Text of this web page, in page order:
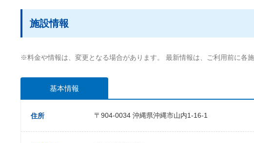
施設情報
※料金や情報は、変更となる場合があります。 最新情報は、ご利用前に各施
基本情報
住所 〒904-0034 沖縄県沖縄市山内1-16-1